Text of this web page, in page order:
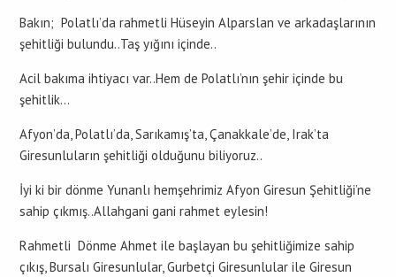
Bakın; Polatlı’da rahmetli Hüseyin Alparslan ve arkadaşlarının
şehitliği bulundu..Taş yığını içinde..
Acil bakıma ihtiyacı var..Hem de Polatlı’nın şehir içinde bu
şehitlik…
Afyon’da, Polatlı’da, Sarıkamış’ta, Çanakkale’de, Irak’ta
Giresunluların şehitliği olduğunu biliyoruz..
İyi ki bir dönme Yunanlı hemşehrimiz Afyon Giresun Şehitliği’ne
sahip çıkmış..Allahgani gani rahmet eylesin!
Rahmetli Dönme Ahmet ile başlayan bu şehitliğimize sahip
çıkış, Bursalı Giresunlular, Gurbetçi Giresunlular ile Giresun